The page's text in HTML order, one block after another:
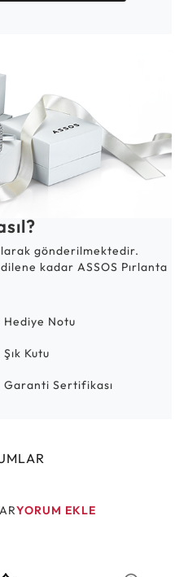
gönderilmektedir.
kadar ASSOS Pırlanta
Hediye Notu
Şık Kutu
Garanti Sertifikası
YORUM EKLE